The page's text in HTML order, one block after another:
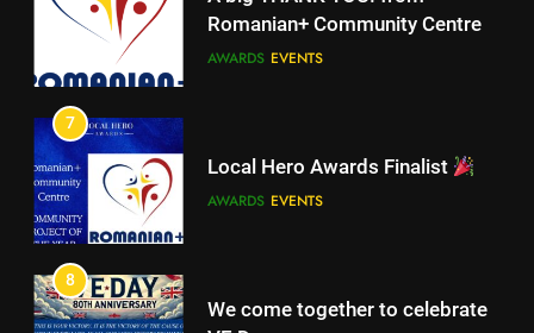
AWARDS EVENTS
7
AWARDS EVENTS
8
EVENTS
7